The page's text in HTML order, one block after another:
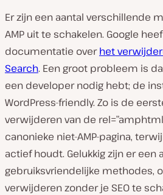
Er zijn een aantal verschillende
AMP uit te schakelen. Google
documentatie overhet
Search. Een groot probleem is
een developer nodig hebt; de
WordPress-friendly. Zo is de
verwijderen van de
canonieke niet-AMP-pagina,
actief houdt. Gelukkig zijn er een
gebruiksvriendelijke methodes,
verwijderen zonder je SEO te